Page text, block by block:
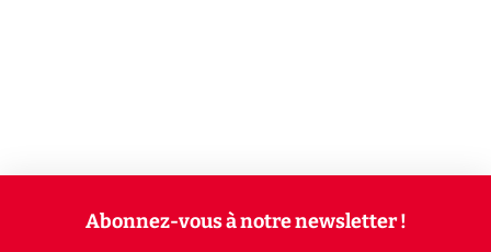
Abonnez-vous à notre newsletter !